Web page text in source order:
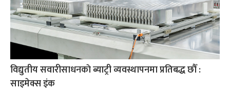
विद्युतीय सवारीसाधनकाे ब्याट्री व्यवस्थापनमा प्रतिबद्ध छौँ :
साइमेक्स इंक